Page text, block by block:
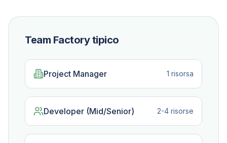
Team Factory tipico
Project Manager 1 risorsa
Developer (Mid/Senior) 2-4 risorse